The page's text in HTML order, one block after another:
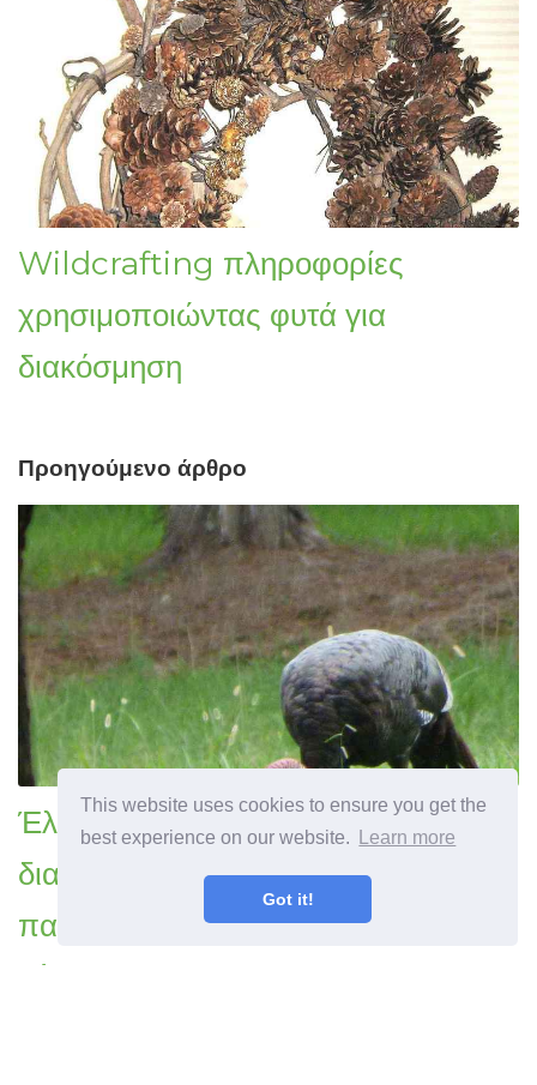
This website uses cookies to ensure you get the
best experience on our website.
Learn more
Got it!
Wildcrafting πληροφορίες
χρησιμοποιώντας φυτά για
διακόσμηση
Προηγούμενο άρθρο
Έλεγχος άγριας Τουρκίας Η
διαχείριση των παραβατικών
παρασίτων της Τουρκίας στους
κήπους